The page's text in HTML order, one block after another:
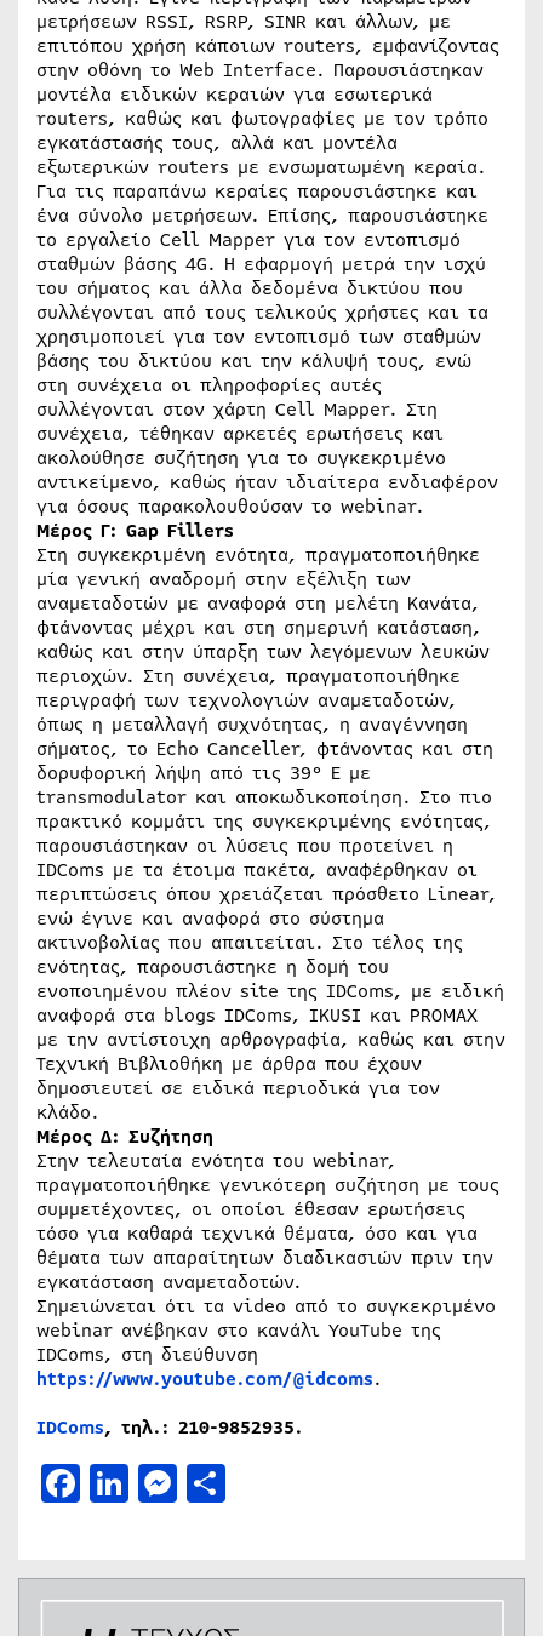
μετρήσεων RSSI, RSRP, SINR και άλλων, με
επιτόπου χρήση κάποιων routers, εμφανίζοντας
στην οθόνη το Web Interface. Παρουσιάστηκαν
μοντέλα ειδικών κεραιών για εσωτερικά
routers, καθώς και φωτογραφίες με τον τρόπο
εγκατάστασής τους, αλλά και μοντέλα
εξωτερικών routers με ενσωματωμένη κεραία.
Για τις παραπάνω κεραίες παρουσιάστηκε και
ένα σύνολο μετρήσεων. Επίσης, παρουσιάστηκε
το εργαλείο Cell Mapper για τον εντοπισμό
σταθμών βάσης 4G. Η εφαρμογή μετρά την ισχύ
του σήματος και άλλα δεδομένα δικτύου που
συλλέγονται από τους τελικούς χρήστες και τα
χρησιμοποιεί για τον εντοπισμό των σταθμών
βάσης του δικτύου και την κάλυψή τους, ενώ
στη συνέχεια οι πληροφορίες αυτές
συλλέγονται στον χάρτη Cell Mapper. Στη
συνέχεια, τέθηκαν αρκετές ερωτήσεις και
ακολούθησε συζήτηση για το συγκεκριμένο
αντικείμενο, καθώς ήταν ιδιαίτερα ενδιαφέρον
για όσους παρακολουθούσαν το webinar.
Μέρος Γ: Gap Fillers
Στη συγκεκριμένη ενότητα, πραγματοποιήθηκε
μία γενική αναδρομή στην εξέλιξη των
αναμεταδοτών με αναφορά στη μελέτη Κανάτα,
φτάνοντας μέχρι και στη σημερινή κατάσταση,
καθώς και στην ύπαρξη των λεγόμενων λευκών
περιοχών. Στη συνέχεια, πραγματοποιήθηκε
περιγραφή των τεχνολογιών αναμεταδοτών,
όπως η μεταλλαγή συχνότητας, η αναγέννηση
σήματος, το Echo Canceller, φτάνοντας και στη
δορυφορική λήψη από τις 39° Ε με
transmodulator και αποκωδικοποίηση. Στο πιο
πρακτικό κομμάτι της συγκεκριμένης ενότητας,
παρουσιάστηκαν οι λύσεις που προτείνει η
IDComs με τα έτοιμα πακέτα, αναφέρθηκαν οι
περιπτώσεις όπου χρειάζεται πρόσθετο Linear,
ενώ έγινε και αναφορά στο σύστημα
ακτινοβολίας που απαιτείται. Στο τέλος της
ενότητας, παρουσιάστηκε η δομή του
ενοποιημένου πλέον site της IDComs, με ειδική
αναφορά στα blogs IDComs, IKUSI και PROMAX
με την αντίστοιχη αρθρογραφία, καθώς και στην
Τεχνική Βιβλιοθήκη με άρθρα που έχουν
δημοσιευτεί σε ειδικά περιοδικά για τον
κλάδο.
Μέρος Δ: Συζήτηση
Στην τελευταία ενότητα του webinar,
πραγματοποιήθηκε γενικότερη συζήτηση με τους
συμμετέχοντες, οι οποίοι έθεσαν ερωτήσεις
τόσο για καθαρά τεχνικά θέματα, όσο και για
θέματα των απαραίτητων διαδικασιών πριν την
εγκατάσταση αναμεταδοτών.
Σημειώνεται ότι τα video από το συγκεκριμένο
webinar ανέβηκαν στο κανάλι YouTube της
IDComs, στη διεύθυνση
https://www.youtube.com/@idcoms.
IDComs, τηλ.: 210-9852935.
Facebook
LinkedIn
Messenger